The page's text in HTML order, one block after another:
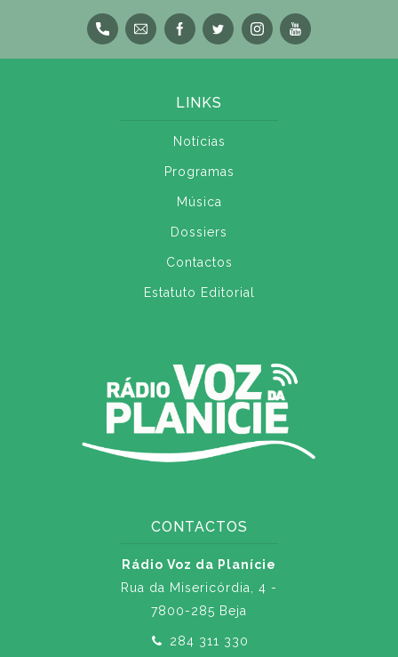
LINKS
Notícias
Programas
Música
Dossiers
Contactos
Estatuto Editorial
CONTACTOS
Rádio Voz da Planície
Rua da Misericórdia, 4 -
7800-285 Beja
284 311 330